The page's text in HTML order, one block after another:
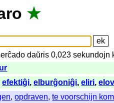
★
daŭris 0,023sekundojn
efektiĝi,elburĝoniĝi,eliri,
,opdraven,te voorschijn